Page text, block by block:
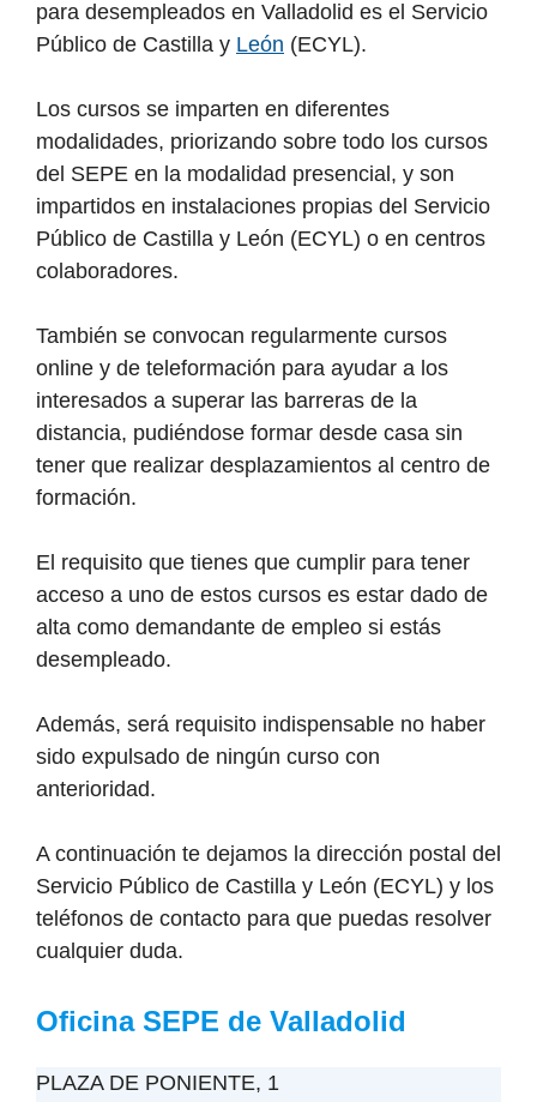
para desempleados en Valladolid es el Servicio
Público de Castilla y León (ECYL).
Los cursos se imparten en diferentes
modalidades, priorizando sobre todo los cursos
del SEPE en la modalidad presencial, y son
impartidos en instalaciones propias del Servicio
Público de Castilla y León (ECYL) o en centros
colaboradores.
También se convocan regularmente cursos
online y de teleformación para ayudar a los
interesados a superar las barreras de la
distancia, pudiéndose formar desde casa sin
tener que realizar desplazamientos al centro de
formación.
El requisito que tienes que cumplir para tener
acceso a uno de estos cursos es estar dado de
alta como demandante de empleo si estás
desempleado.
Además, será requisito indispensable no haber
sido expulsado de ningún curso con
anterioridad.
A continuación te dejamos la dirección postal del
Servicio Público de Castilla y León (ECYL) y los
teléfonos de contacto para que puedas resolver
cualquier duda.
Oficina SEPE de Valladolid
PLAZA DE PONIENTE, 1